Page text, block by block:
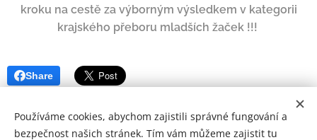
kroku na cestě za výborným výsledkem v kategorii
krajského přeboru mladších žaček !!!
Share
Používáme cookies, abychom zajistili správné fungování a
bezpečnost našich stránek. Tím vám můžeme zajistit tu